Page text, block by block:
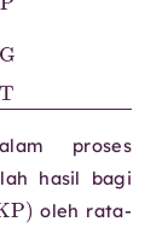
proses
hasil bagi
(RKP
oleh rata-